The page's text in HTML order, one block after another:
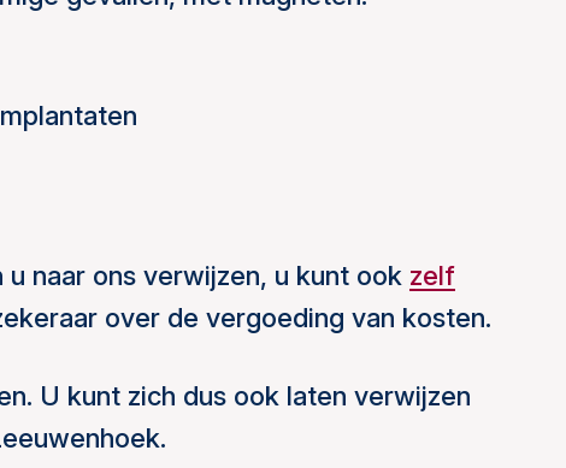
naar ons verwijzen, u kunt ook zelf
over de vergoeding van kosten.
U kunt zich dus ook laten verwijzen